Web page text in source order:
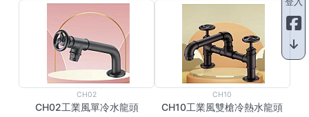
CH02
CH02工業風單冷水龍頭
CH10
CH10工業風雙槍冷熱水龍頭